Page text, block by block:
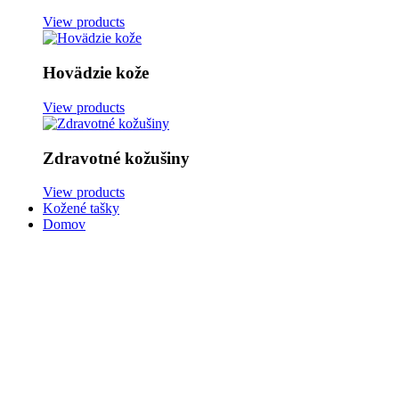
View products
Hovädzie kože
View products
Zdravotné kožušiny
View products
Kožené tašky
Domov